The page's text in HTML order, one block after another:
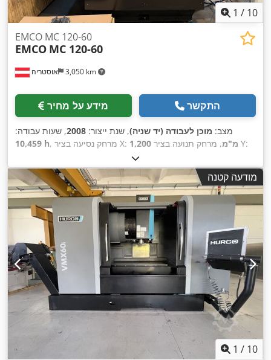
1 / 10
אוסטריה 3,050 km
EMCO MC 120-60
EMCO MC 120-60
מידע על מחיר התקשר
מצב: מוכן לעבודה (יד שניה), שנת ייצור: 2008, שעות עבודה:
10,459 h
, מרחק נסיעה בציר X: 1,200 מ"מ , מרחק תנועה בציר Y:
בקר:18i , מספר צירים:4 ,
מודעה קטנה
1 / 10